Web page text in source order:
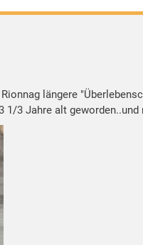
längere
3 Jahre alt